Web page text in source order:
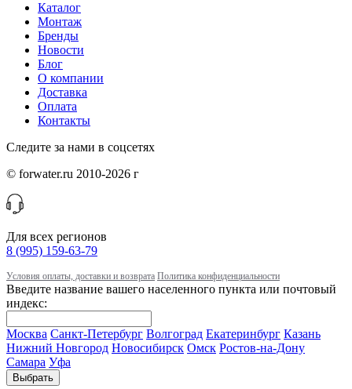
Каталог
Монтаж
Бренды
Новости
Блог
О компании
Доставка
Оплата
Контакты
Следите за нами в соцсетях
© forwater.ru 2010-2026 г
Для всех регионов
8 (995) 159-63-79
Условия оплаты, доставки и возврата Политика конфиденциальности
Введите название вашего населенного пункта или почтовый
индекс:
Москва Санкт-Петербург Волгоград Екатеринбург Казань
Нижний Новгород Новосибирск Омск Ростов-на-Дону
Самара Уфа